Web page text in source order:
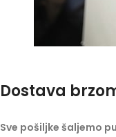
Dostava
Sve pošiljke šaljemo